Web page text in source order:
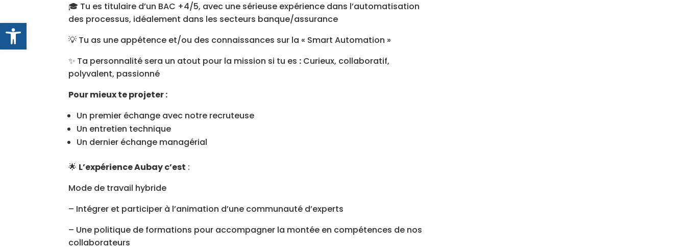
🎓 Tu es titulaire d’un BAC +4/5, avec une sérieuse expérience dans l’automatisation
des processus, idéalement dans les secteurs banque/assurance
💡 Tu as une appétence et/ou des connaissances sur la « Smart Automation »
✨ Ta personnalité sera un atout pour la mission si tu es : Curieux, collaboratif,
polyvalent, passionné
Pour mieux te projeter :
Un premier échange avec notre recruteuse
Un entretien technique
Un dernier échange managérial
🌟 L’expérience Aubay c’est :
Mode de travail hybride
– Intégrer et participer à l’animation d’une communauté d’experts
– Une politique de formations pour accompagner la montée en compétences de nos
collaborateurs
Ouvrir la barre d’outils